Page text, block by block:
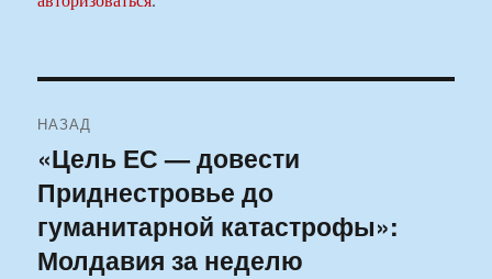
по
записям
НАЗАД
Предыдущая
запись:
«Цель ЕС — довести
Приднестровье до
гуманитарной катастрофы»:
Молдавия за неделю